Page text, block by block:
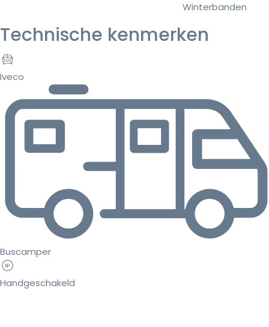
Winterbanden
Technische kenmerken
Iveco
Buscamper
Handgeschakeld